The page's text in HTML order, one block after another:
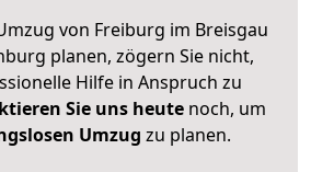
von Freiburg im Breisgau
planen, zögern Sie nicht,
Hilfe in Anspruch zu
Sie uns heutenoch, um
Umzug zu planen.